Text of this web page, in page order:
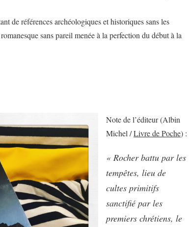
de références archéologiques et historiques sans les
sans pareil menée à la perfection du début à la
Note de l’éditeur (Albin
Michel /Livre de Poche) :
« Rocher battu par les
tempêtes, lieu de
cultes primitifs
sanctifié par les
premiers chrétiens, le